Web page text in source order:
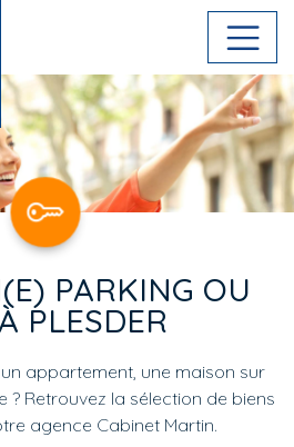
PARKING OU
PLESDER
appartement, une maison sur
? Retrouvez la sélection de biens
agence Cabinet Martin.